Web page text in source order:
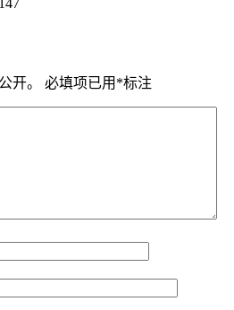
147
开。 必填项已用 *标注